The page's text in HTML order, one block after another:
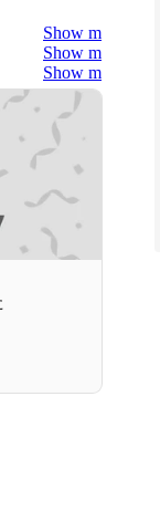
Show more
Show more
Show more